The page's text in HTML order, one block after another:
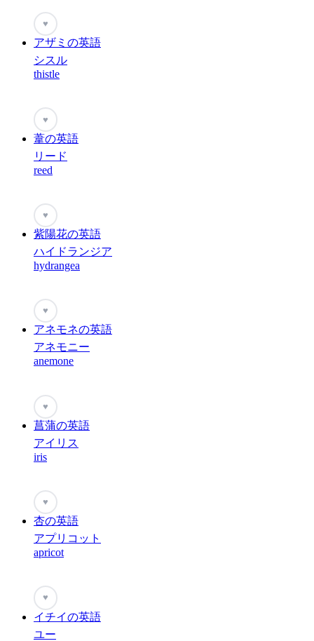
♥
アザミの英語
シスル
thistle
♥
葦の英語
リード
reed
♥
紫陽花の英語
ハイドランジア
hydrangea
♥
アネモネの英語
アネモニー
anemone
♥
菖蒲の英語
アイリス
iris
♥
杏の英語
アプリコット
apricot
♥
イチイの英語
ユー